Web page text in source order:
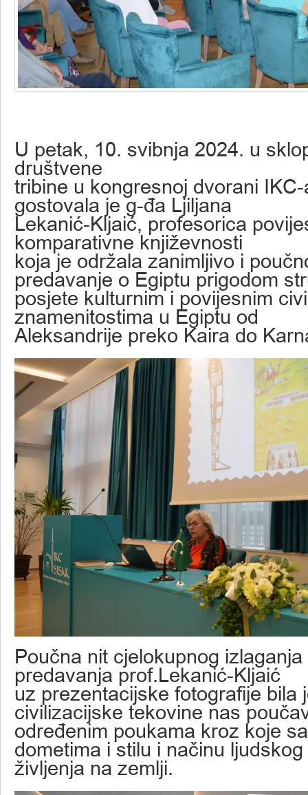
U petak, 10. svibnja 2024. u
društvene
tribine u kongresnoj dvorani
gostovala je g-đa Ljiljana
Lekanić-Kljaić, profesorica
komparativne književnosti
koja je održala zanimljivo i
predavanje o Egiptu prigodom
posjete kulturnim i povijesnim
znamenitostima u Egiptu od
Aleksandrije preko Kaira do
Poučna nit cjelokupnog
predavanja prof.Lekanić-Kljaić
uz prezentacijske fotografije bila
civilizacijske tekovine nas
određenim poukama kroz koje
dometima i stilu i načinu ljudskog
življenja na zemlji.